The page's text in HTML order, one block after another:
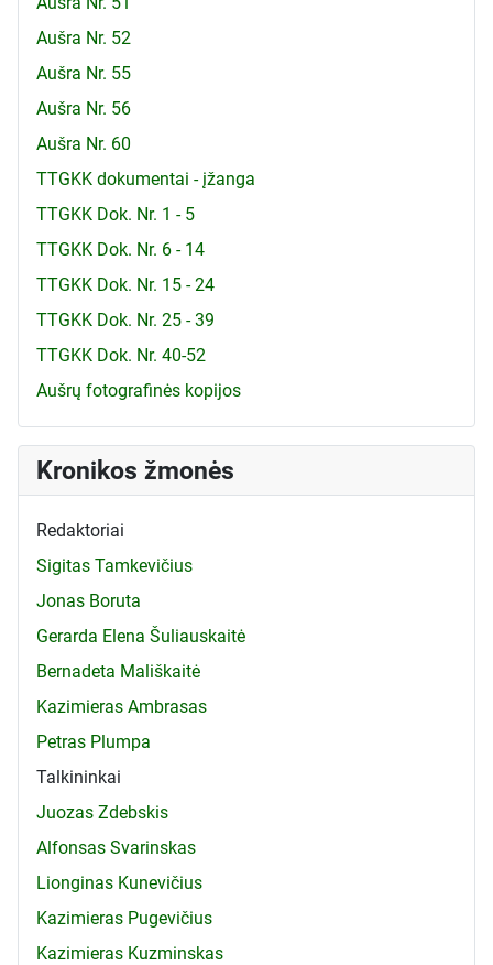
Aušra Nr. 52
Aušra Nr. 55
Aušra Nr. 56
Aušra Nr. 60
TTGKK dokumentai - įžanga
TTGKK Dok. Nr. 1 - 5
TTGKK Dok. Nr. 6 - 14
TTGKK Dok. Nr. 15 - 24
TTGKK Dok. Nr. 25 - 39
TTGKK Dok. Nr. 40-52
Aušrų fotografinės kopijos
Kronikos žmonės
Redaktoriai
Sigitas Tamkevičius
Jonas Boruta
Gerarda Elena Šuliauskaitė
Bernadeta Mališkaitė
Kazimieras Ambrasas
Petras Plumpa
Talkininkai
Juozas Zdebskis
Alfonsas Svarinskas
Lionginas Kunevičius
Kazimieras Pugevičius
Kazimieras Kuzminskas